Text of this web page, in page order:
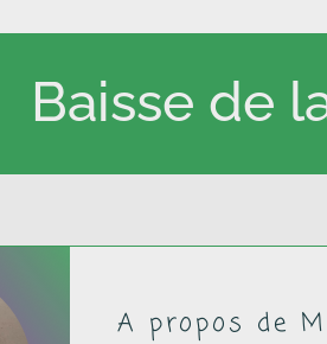
Baisse de
A propos de